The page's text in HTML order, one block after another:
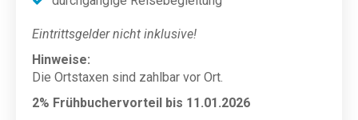
Eintrittsgelder nicht inklusive!
Hinweise:
Die Ortstaxen sind zahlbar vor Ort.
2% Frühbuchervorteil bis 11.01.2026